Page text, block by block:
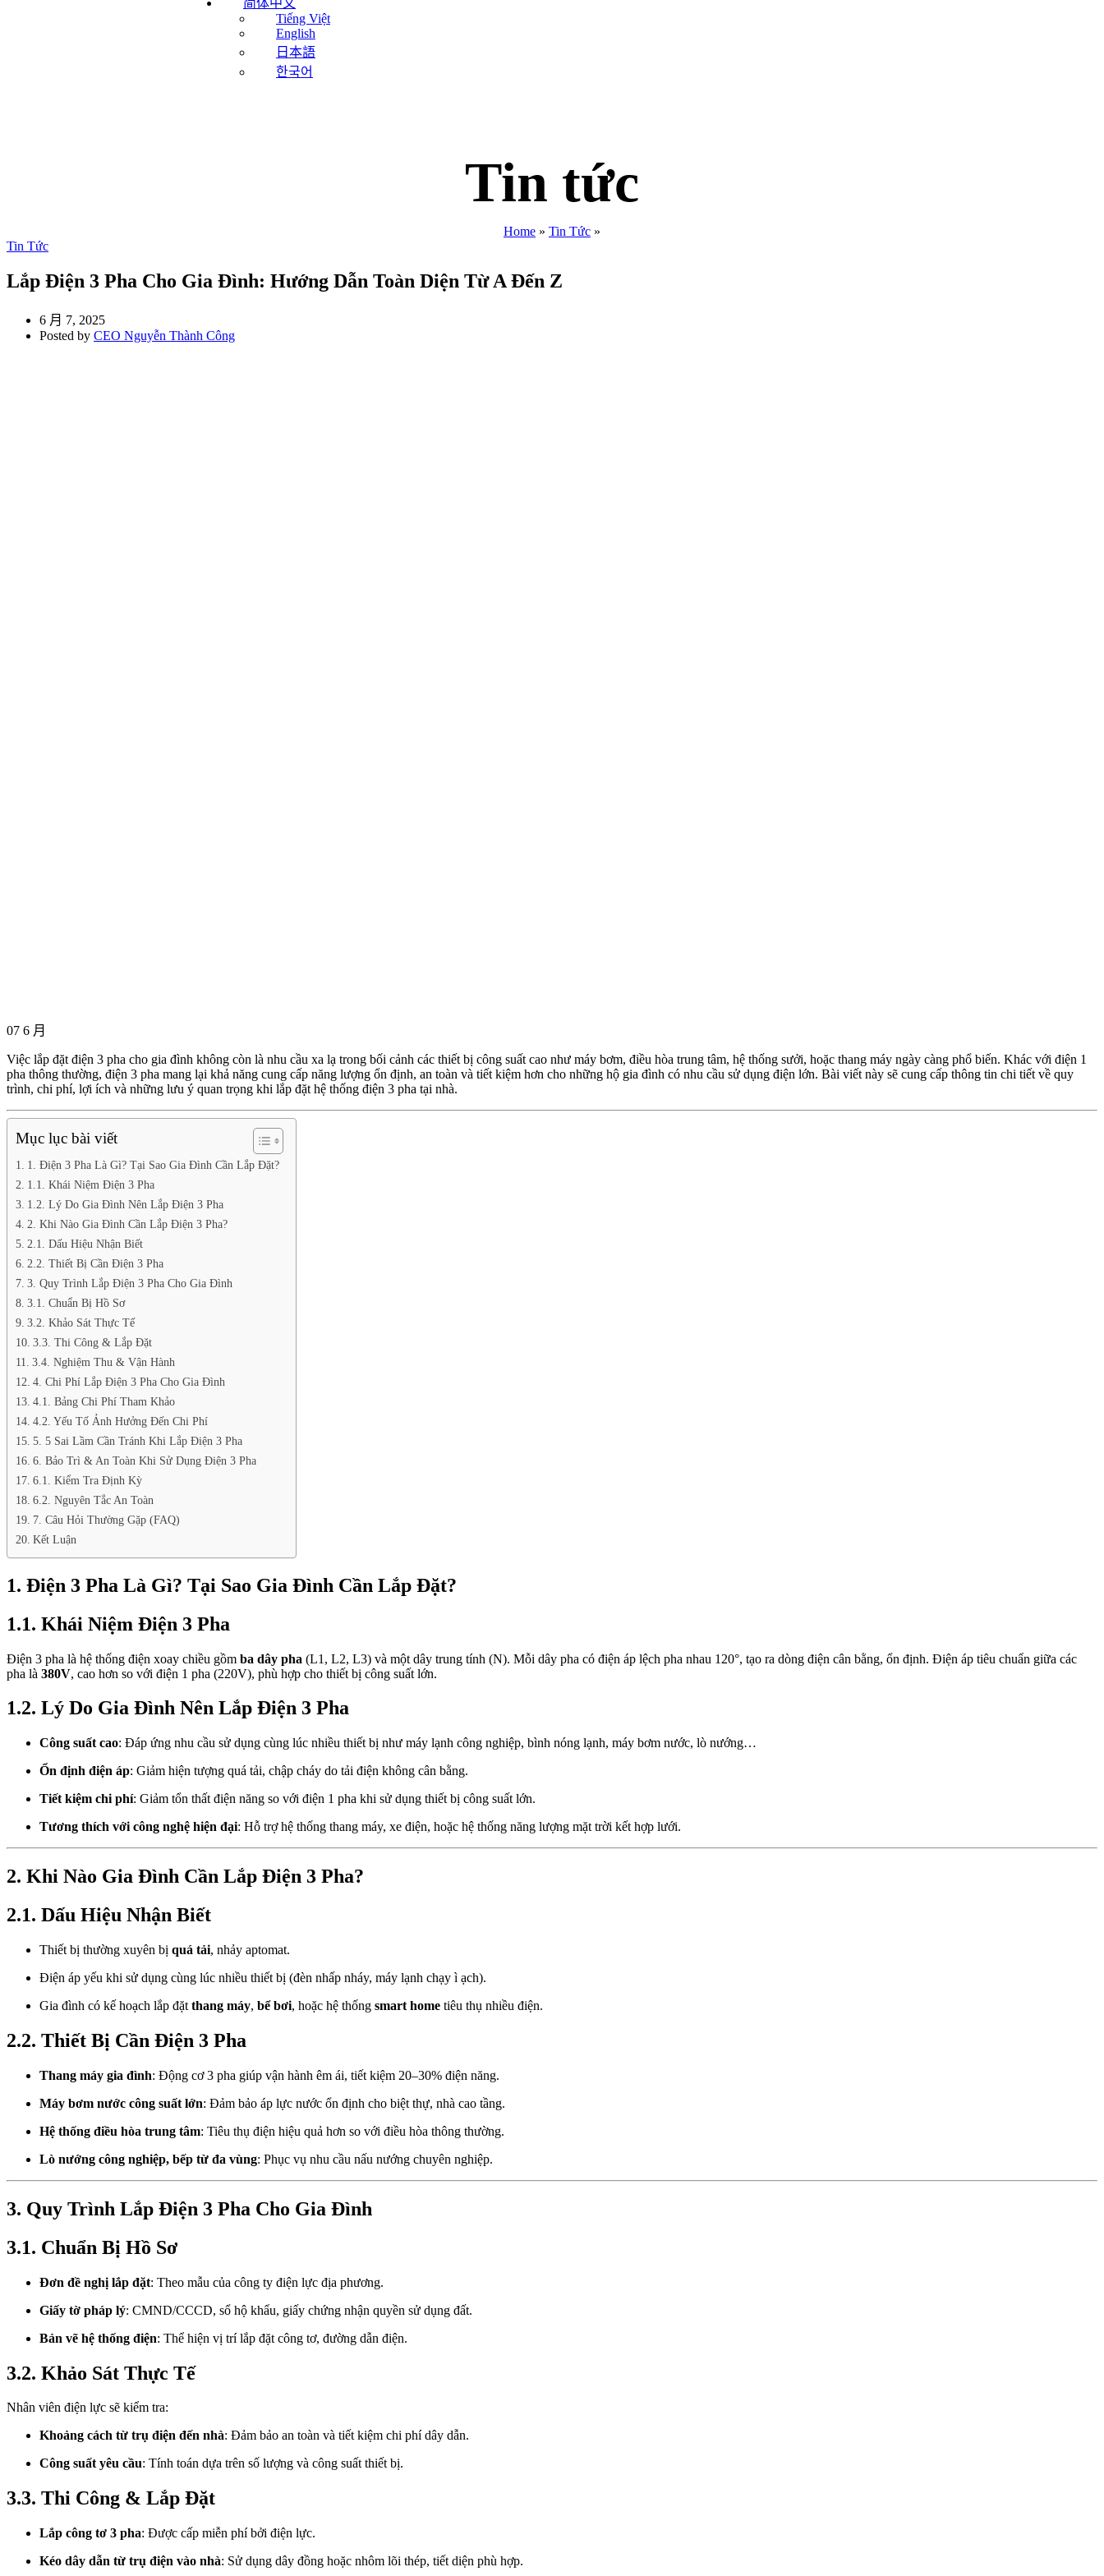
简体中文
Tiếng Việt
English
日本語
한국어
Tin tức
Home » Tin Tức »
Tin Tức
Lắp Điện 3 Pha Cho Gia Đình: Hướng Dẫn Toàn Diện Từ A Đến Z
6 月 7, 2025
Posted by CEO Nguyễn Thành Công
07 6 月
Việc lắp đặt điện 3 pha cho gia đình không còn là nhu cầu xa lạ trong bối cảnh các thiết bị công suất cao như máy bơm, điều hòa trung tâm, hệ thống sưởi, hoặc thang máy ngày càng phổ biến. Khác với điện 1
pha thông thường, điện 3 pha mang lại khả năng cung cấp năng lượng ổn định, an toàn và tiết kiệm hơn cho những hộ gia đình có nhu cầu sử dụng điện lớn. Bài viết này sẽ cung cấp thông tin chi tiết về quy
trình, chi phí, lợi ích và những lưu ý quan trọng khi lắp đặt hệ thống điện 3 pha tại nhà.
Mục lục bài viết
1. Điện 3 Pha Là Gì? Tại Sao Gia Đình Cần Lắp Đặt?
1.1. Khái Niệm Điện 3 Pha
1.2. Lý Do Gia Đình Nên Lắp Điện 3 Pha
2. Khi Nào Gia Đình Cần Lắp Điện 3 Pha?
2.1. Dấu Hiệu Nhận Biết
2.2. Thiết Bị Cần Điện 3 Pha
3. Quy Trình Lắp Điện 3 Pha Cho Gia Đình
3.1. Chuẩn Bị Hồ Sơ
3.2. Khảo Sát Thực Tế
3.3. Thi Công & Lắp Đặt
3.4. Nghiệm Thu & Vận Hành
4. Chi Phí Lắp Điện 3 Pha Cho Gia Đình
4.1. Bảng Chi Phí Tham Khảo
4.2. Yếu Tố Ảnh Hưởng Đến Chi Phí
5. 5 Sai Lầm Cần Tránh Khi Lắp Điện 3 Pha
6. Bảo Trì & An Toàn Khi Sử Dụng Điện 3 Pha
6.1. Kiểm Tra Định Kỳ
6.2. Nguyên Tắc An Toàn
7. Câu Hỏi Thường Gặp (FAQ)
Kết Luận
1. Điện 3 Pha Là Gì? Tại Sao Gia Đình Cần Lắp Đặt?
1.1. Khái Niệm Điện 3 Pha
Điện 3 pha là hệ thống điện xoay chiều gồm ba dây pha (L1, L2, L3) và một dây trung tính (N). Mỗi dây pha có điện áp lệch pha nhau 120°, tạo ra dòng điện cân bằng, ổn định. Điện áp tiêu chuẩn giữa các
pha là 380V, cao hơn so với điện 1 pha (220V), phù hợp cho thiết bị công suất lớn.
1.2. Lý Do Gia Đình Nên Lắp Điện 3 Pha
Công suất cao: Đáp ứng nhu cầu sử dụng cùng lúc nhiều thiết bị như máy lạnh công nghiệp, bình nóng lạnh, máy bơm nước, lò nướng…
Ổn định điện áp: Giảm hiện tượng quá tải, chập cháy do tải điện không cân bằng.
Tiết kiệm chi phí: Giảm tổn thất điện năng so với điện 1 pha khi sử dụng thiết bị công suất lớn.
Tương thích với công nghệ hiện đại: Hỗ trợ hệ thống thang máy, xe điện, hoặc hệ thống năng lượng mặt trời kết hợp lưới.
2. Khi Nào Gia Đình Cần Lắp Điện 3 Pha?
2.1. Dấu Hiệu Nhận Biết
Thiết bị thường xuyên bị quá tải, nhảy aptomat.
Điện áp yếu khi sử dụng cùng lúc nhiều thiết bị (đèn nhấp nháy, máy lạnh chạy ì ạch).
Gia đình có kế hoạch lắp đặt thang máy, bể bơi, hoặc hệ thống smart home tiêu thụ nhiều điện.
2.2. Thiết Bị Cần Điện 3 Pha
Thang máy gia đình: Động cơ 3 pha giúp vận hành êm ái, tiết kiệm 20–30% điện năng.
Máy bơm nước công suất lớn: Đảm bảo áp lực nước ổn định cho biệt thự, nhà cao tầng.
Hệ thống điều hòa trung tâm: Tiêu thụ điện hiệu quả hơn so với điều hòa thông thường.
Lò nướng công nghiệp, bếp từ đa vùng: Phục vụ nhu cầu nấu nướng chuyên nghiệp.
3. Quy Trình Lắp Điện 3 Pha Cho Gia Đình
3.1. Chuẩn Bị Hồ Sơ
Đơn đề nghị lắp đặt: Theo mẫu của công ty điện lực địa phương.
Giấy tờ pháp lý: CMND/CCCD, sổ hộ khẩu, giấy chứng nhận quyền sử dụng đất.
Bản vẽ hệ thống điện: Thể hiện vị trí lắp đặt công tơ, đường dẫn điện.
3.2. Khảo Sát Thực Tế
Nhân viên điện lực sẽ kiểm tra:
Khoảng cách từ trụ điện đến nhà: Đảm bảo an toàn và tiết kiệm chi phí dây dẫn.
Công suất yêu cầu: Tính toán dựa trên số lượng và công suất thiết bị.
3.3. Thi Công & Lắp Đặt
Lắp công tơ 3 pha: Được cấp miễn phí bởi điện lực.
Kéo dây dẫn từ trụ điện vào nhà: Sử dụng dây đồng hoặc nhôm lõi thép, tiết diện phù hợp.